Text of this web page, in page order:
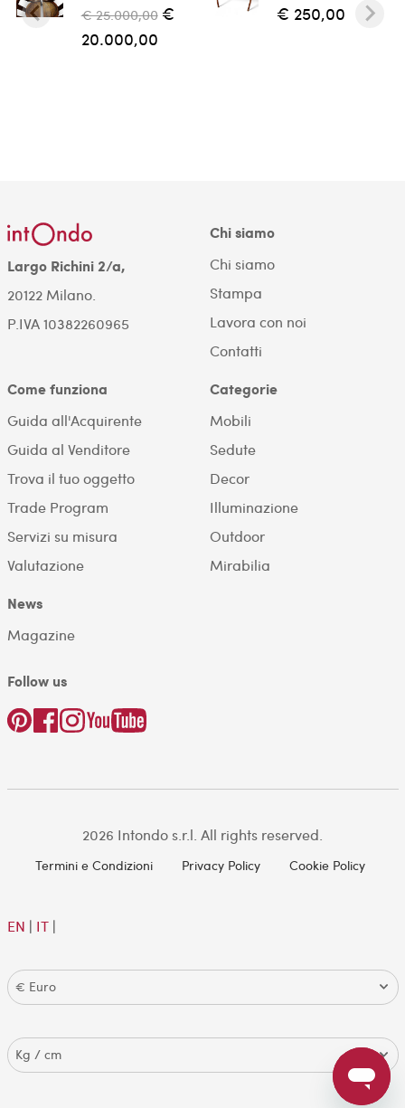
€ 25.000,00 €
20.000,00
€ 250,00
Largo Richini 2/a,
20122 Milano.
P.IVA 10382260965
Chi siamo
Chi siamo
Stampa
Lavora con noi
Contatti
Come funziona
Guida all'Acquirente
Guida al Venditore
Trova il tuo oggetto
Trade Program
Servizi su misura
Valutazione
Categorie
Mobili
Sedute
Decor
Illuminazione
Outdoor
Mirabilia
News
Magazine
Follow us
2026 Intondo s.r.l. All rights reserved.
Termini e Condizioni Privacy Policy Cookie Policy
EN | IT|